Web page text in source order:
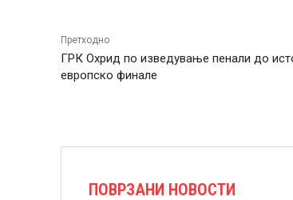
Претходно
ГРК Охрид по изведување пенали до
европско финале
ПОВРЗАНИ НОВОСТИ